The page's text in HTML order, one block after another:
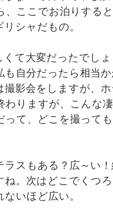
、ここでお泊りする
シャだもの。
くて大変だったでし
も自分だったら相当
撮影会をしますが、
わりますが、こんな
って、どこを撮って
ラスもある？広～い
ね。次はどこでくつ
いほど広い。